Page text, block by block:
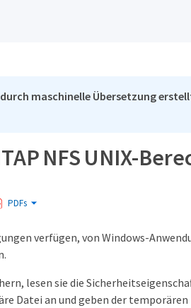
maschinelle Übersetzung
NFS UNIX-
PDFs
verfügen, von Windows-
lesen sie die
Datei an und geben der temporären